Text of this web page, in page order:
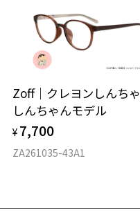
お持ちのZoffメガ
仕上がり寸法
D 仕上がりの横幅：約
きます。
※保証期間内に交換が行
延長されません。
安心2 視力測定無料
視力の変化を早めに
力測定をおすすめい
安心3 かかり具合
談ください。
＜メガネの度数情報がわから
オンラインストアでフレ
実店舗で度付きにできます
ご購入時に「レンズ交換券
度数を測定のうえ、度付
Zoff｜クレヨンしんち
しんちゃんモデル
¥ 7,700
ZA261035-43A1